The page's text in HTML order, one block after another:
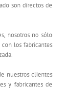
son directos de
nosotros no sólo
los fabricantes
nuestros clientes
y fabricantes de